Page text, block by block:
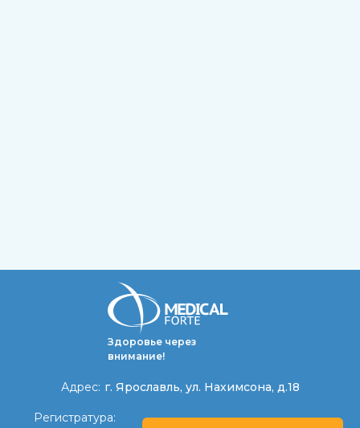
Здоровье через
внимание!
Адрес: г. Ярославль, ул. Нахимсона, д.18
Регистратура: